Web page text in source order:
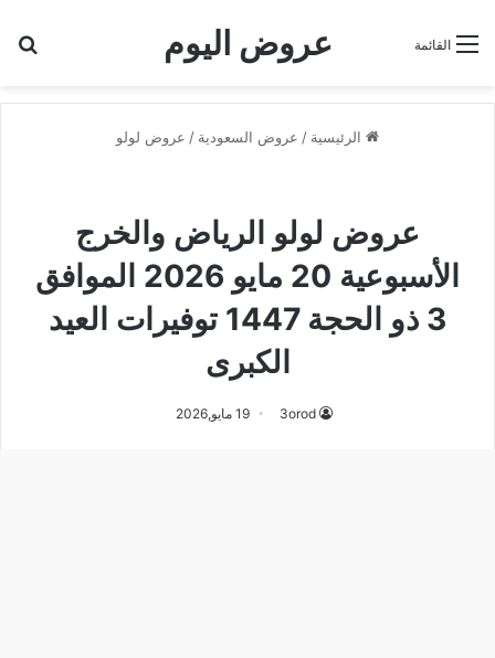
عروض اليوم القائمة
الرئيسية / عروض السعودية / عروض لولو
عروض لولو الرياض والخرج
الأسبوعية 20 مايو 2026 الموافق
3 ذو الحجة 1447 توفيرات العيد
الكبرى
3orod 19 مايو,2026